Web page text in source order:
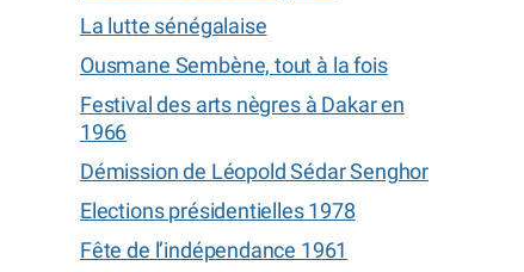
La lutte sénégalaise
Ousmane Sembène, tout à la fois
Festival des arts nègres à Dakar en
1966
Démission de Léopold Sédar Senghor
Elections présidentielles 1978
Fête de l’indépendance 1961